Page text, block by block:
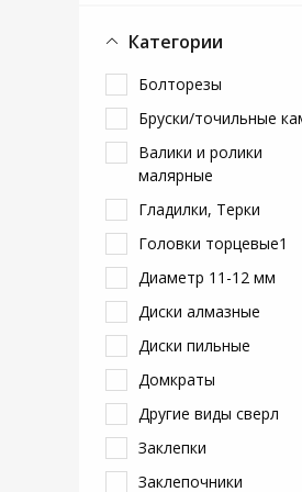
Категории
Болторезы
Бруски/точильные
Валики и ролики
малярные
Гладилки, Терки
Головки торцевые1
Диаметр 11-12 мм
Диски алмазные
Диски пильные
Домкраты
Другие виды сверл
Заклепки
Заклепочники